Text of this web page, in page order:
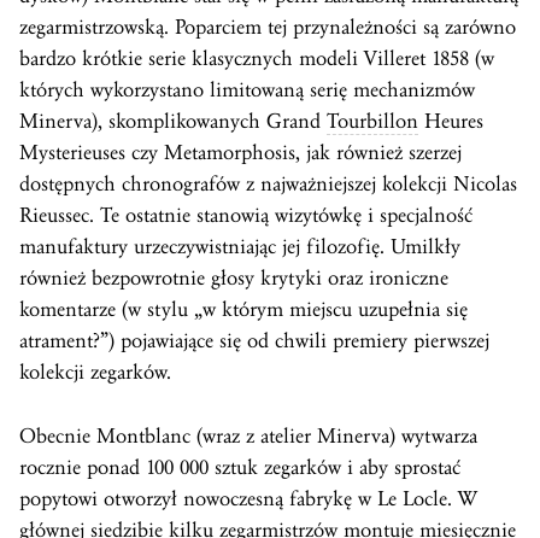
zegarmistrzowską. Poparciem tej przynależności są zarówno
bardzo krótkie serie klasycznych modeli Villeret 1858 (w
których wykorzystano limitowaną serię mechanizmów
Minerva), skomplikowanych Grand Tourbillon Heures
Mysterieuses czy Metamorphosis, jak również szerzej
dostępnych chronografów z najważniejszej kolekcji Nicolas
Rieussec. Te ostatnie stanowią wizytówkę i specjalność
manufaktury urzeczywistniając jej filozofię. Umilkły
również bezpowrotnie głosy krytyki oraz ironiczne
komentarze (w stylu „w którym miejscu uzupełnia się
atrament?”) pojawiające się od chwili premiery pierwszej
kolekcji zegarków.
Obecnie Montblanc (wraz z atelier Minerva) wytwarza
rocznie ponad 100 000 sztuk zegarków i aby sprostać
popytowi otworzył nowoczesną fabrykę w Le Locle. W
głównej siedzibie kilku zegarmistrzów montuje miesięcznie